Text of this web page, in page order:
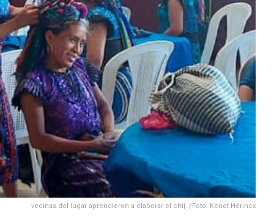
vecinas del lugar aprendieron a elaborar el chij. /Foto: Kenet Hérincx